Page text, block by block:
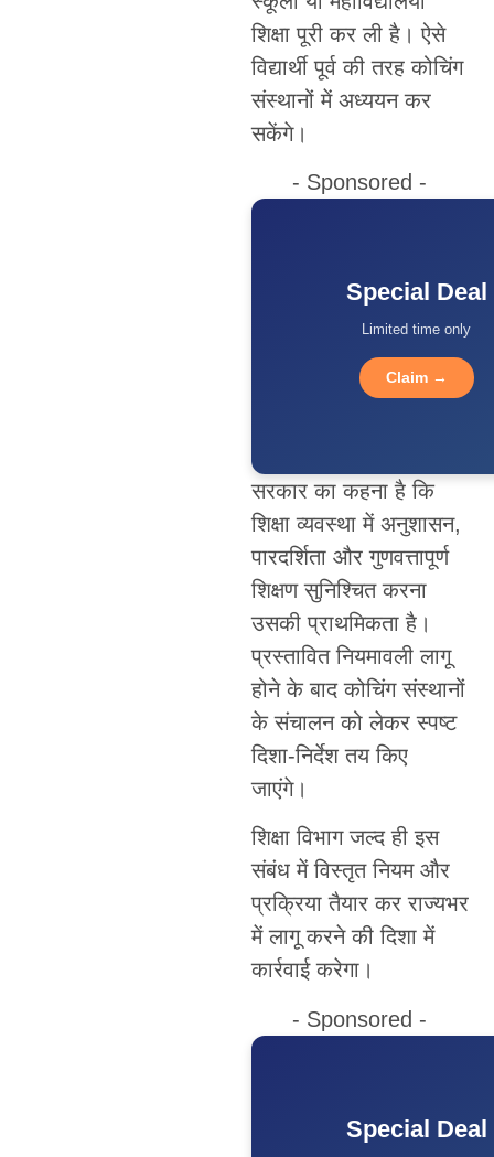
शिक्षा पूरी कर ली है। ऐसे
विद्यार्थी पूर्व की तरह कोचिंग
संस्थानों में अध्ययन कर
सकेंगे।
- Sponsored -
Special Deal
Limited time only
Claim →
सरकार का कहना है कि
शिक्षा व्यवस्था में अनुशासन,
पारदर्शिता और गुणवत्तापूर्ण
शिक्षण सुनिश्चित करना
उसकी प्राथमिकता है।
प्रस्तावित नियमावली लागू
होने के बाद कोचिंग संस्थानों
के संचालन को लेकर स्पष्ट
दिशा-निर्देश तय किए
जाएंगे।
शिक्षा विभाग जल्द ही इस
संबंध में विस्तृत नियम और
प्रक्रिया तैयार कर राज्यभर
में लागू करने की दिशा में
कार्रवाई करेगा।
- Sponsored -
Special Deal